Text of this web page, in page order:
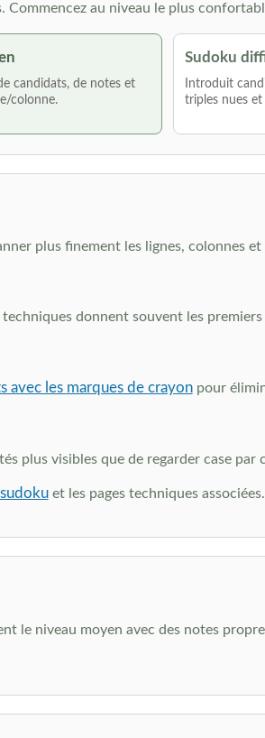
au niveau le plus
candidats, de notes et
colonne.
Sudoku
Introduit
triples nues et
plus finement les lignes, colonnes
donnent souvent les
avec les marques de crayonpour
plus visibles que de regarder case par
et les pages techniques associées.
le niveau moyen avec des notes